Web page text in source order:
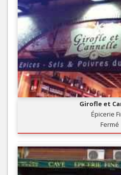
Girofle et
Épicerie
Fermé